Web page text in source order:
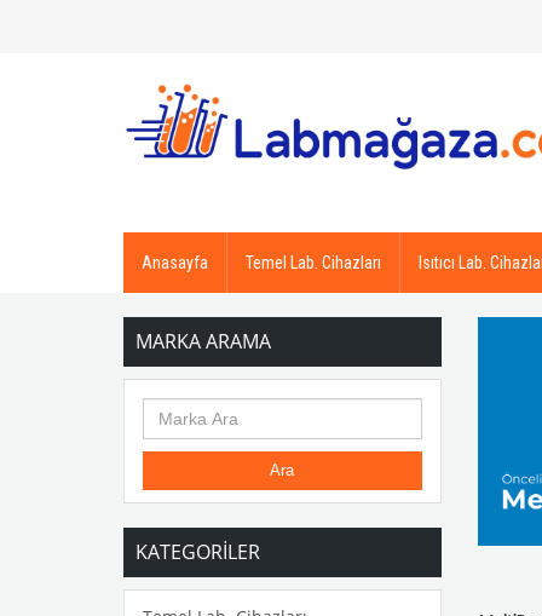
Anasayfa Temel Lab. Cihazları Isıtıcı Lab.
MARKA ARAMA
Ara
KATEGORİLER